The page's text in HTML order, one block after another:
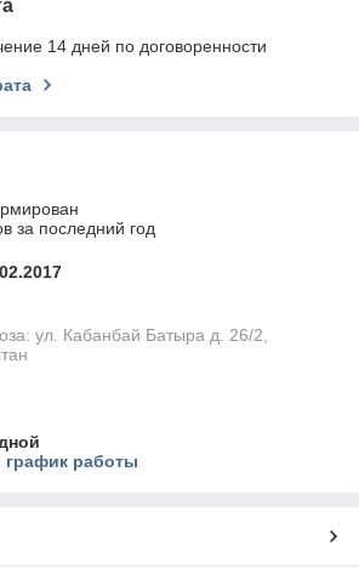
14 дней по договоренности
за последний год
ул. Кабанбай Батыра д. 26/2,
график работы